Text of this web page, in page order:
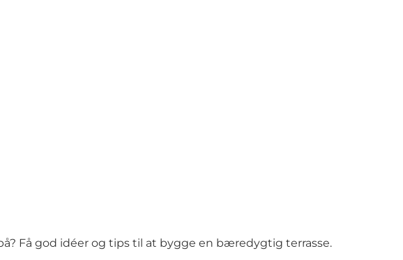
Få god idéer og tips til at bygge en bæredygtig terrasse.